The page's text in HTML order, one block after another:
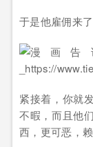
于是他雇佣来
紧接着，你就
不暇，而且他
西，更可恶，